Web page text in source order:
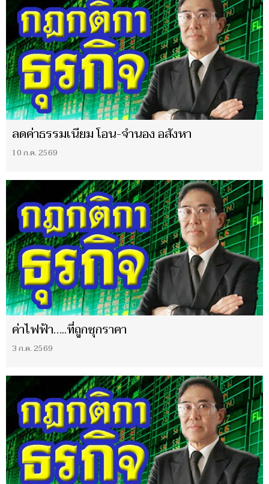
ลดค่าธรรมเนียม โอน-จำนอง อสังหา
10 ก.ค. 2569
ค่าไฟฟ้า…..ที่ถูกซุกราคา
3 ก.ค. 2569